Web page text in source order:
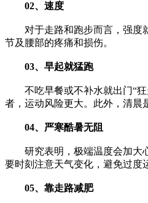
02、速度
对于走路和跑步而言，强度就
节及腰部的疼痛和损伤。
03、早起就猛跑
不吃早餐或不补水就出门“狂
者，运动风险更大。此外，清晨
04、严寒酷暑无阻
研究表明，极端温度会加大心
要时刻注意天气变化，避免过度
05、靠走路减肥